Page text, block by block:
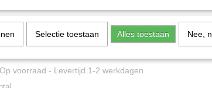
Focus - Breinbreker
12,95
Op voorraad - Levertijd 1-2 werkdagen
Selectie toestaan Alles toestaan Nee,